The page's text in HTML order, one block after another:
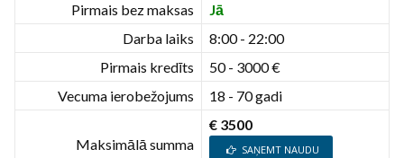
Pirmais bez maksas
Jā
Darba laiks
8:00 - 22:00
Pirmais kredīts
50 - 3000 €
Vecuma ierobežojums
18 - 70 gadi
Maksimālā summa
€ 3500
SAŅEMT NAUDU